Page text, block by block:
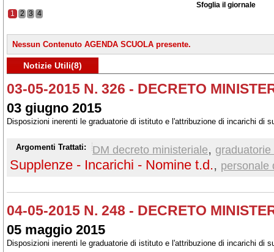
Sfoglia il giornale
1
2 3 4
Nessun Contenuto AGENDA SCUOLA presente.
Notizie Utili(8)
03-05-2015 N. 326 - DECRETO
03 giugno 2015
Disposizioni inerenti le graduatorie di istituto e l'attribuzione di incarichi di
Argomenti Trattati: DM decreto ministeriale,
Supplenze - Incarichi - Nomine t.d., personale
04-05-2015 N. 248 - DECRETO
05 maggio 2015
Disposizioni inerenti le graduatorie di istituto e l'attribuzione di incarichi di